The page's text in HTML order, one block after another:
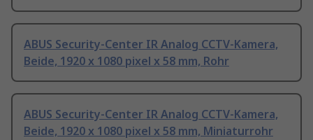
ABUS Security-Center IR Analog CCTV-Kamera,
Beide, 1920 x 1080 pixel x 58 mm, Rohr
ABUS Security-Center IR Analog CCTV-Kamera,
Beide, 1920 x 1080 pixel x 58 mm, Miniaturrohr